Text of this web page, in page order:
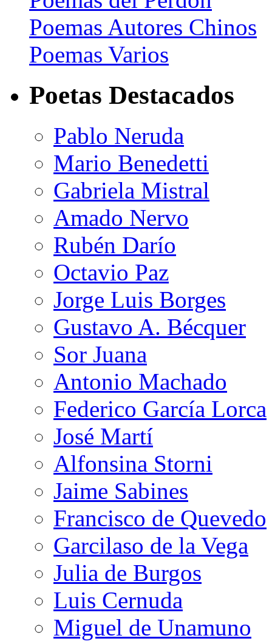
Poemas Autores Chinos
Poemas Varios
Poetas Destacados
Pablo Neruda
Mario Benedetti
Gabriela Mistral
Amado Nervo
Rubén Darío
Octavio Paz
Jorge Luis Borges
Gustavo A. Bécquer
Sor Juana
Antonio Machado
Federico García Lorca
José Martí
Alfonsina Storni
Jaime Sabines
Francisco de Quevedo
Garcilaso de la Vega
Julia de Burgos
Luis Cernuda
Miguel de Unamuno